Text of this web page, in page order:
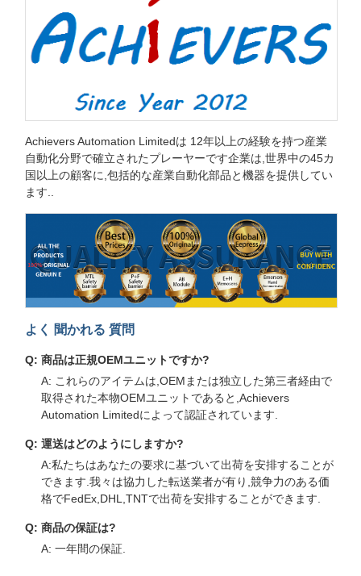
Achievers Automation Limitedは 12年以上の経験を持つ産業
自動化分野で確立されたプレーヤーです企業は,世界中の45カ
国以上の顧客に,包括的な産業自動化部品と機器を提供してい
ます..
よく 聞かれる 質問
Q: 商品は正規OEMユニットですか?
A: これらのアイテムは,OEMまたは独立した第三者経由で
取得された本物OEMユニットであると,Achievers
Automation Limitedによって認証されています.
Q: 運送はどのようにしますか?
A:私たちはあなたの要求に基づいて出荷を安排することが
できます.我々は協力した転送業者が有り,競争力のある価
格でFedEx,DHL,TNTで出荷を安排することができます.
Q: 商品の保証は?
A: 一年間の保証.